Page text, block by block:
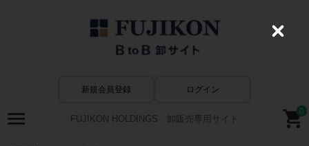
新規会員登録 ログイン
FUJIKON HOLDINGS 卸販売専用サイト
0
C